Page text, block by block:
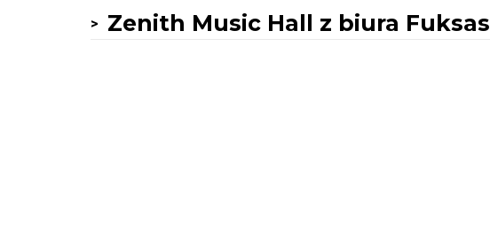
Zenith Music Hall z biura Fuksas